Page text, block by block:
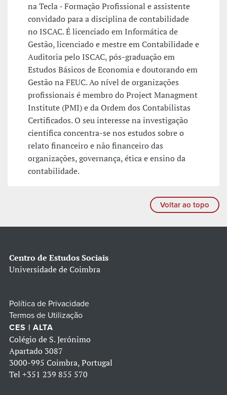
na Tecla - Formação Profissional e assistente
convidado para a disciplina de contabilidade
no ISCAC. É licenciado em Informática de
Gestão, licenciado e mestre em Contabilidade e
Auditoria pelo ISCAC, pós-graduação em
Estudos Básicos de Economia e doutorando em
Gestão na FEUC. Ao nível de organizações
profissionais é membro do Project Managment
Institute (PMI) e da Ordem dos Contabilistas
Certificados. O seu interesse na investigação
cientifica concentra-se nos estudos sobre o
relato financeiro e não financeiro das
organizações, governança, ética e ensino da
contabilidade.
Voltar ao topo
Centro de Estudos Sociais
Universidade de Coimbra
Política de Privacidade
Termos de Utilização
CES | ALTA
Colégio de S. Jerónimo
Apartado 3087
3000-995 Coimbra, Portugal
Tel +351 239 855 570